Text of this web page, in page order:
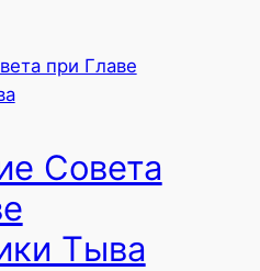
Совета
Тыва